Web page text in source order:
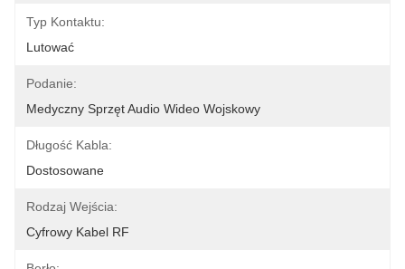
Typ Kontaktu:
Lutować
Podanie:
Medyczny Sprzęt Audio Wideo Wojskowy
Długość Kabla:
Dostosowane
Rodzaj Wejścia:
Cyfrowy Kabel RF